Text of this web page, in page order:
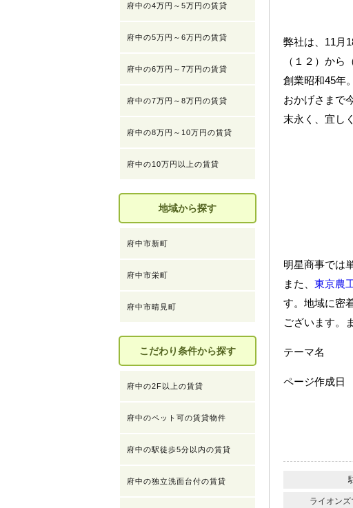
弊社は、11月
（１２）から
創業昭和45年。
おかげさまで
末永く、宜し
明星商事では
また、 東京農
す。地域に密
ございます。
テーマ名
ページ作成日
ライオン
府中の4万円～5万円の賃貸
府中の5万円～6万円の賃貸
府中の6万円～7万円の賃貸
府中の7万円～8万円の賃貸
府中の8万円～10万円の賃貸
府中の10万円以上の賃貸
地域から探す
府中市新町
府中市栄町
府中市晴見町
こだわり条件から探す
府中の2F以上の賃貸
府中のペット可の賃貸物件
府中の駅徒歩5分以内の賃貸
府中の独立洗面台付の賃貸